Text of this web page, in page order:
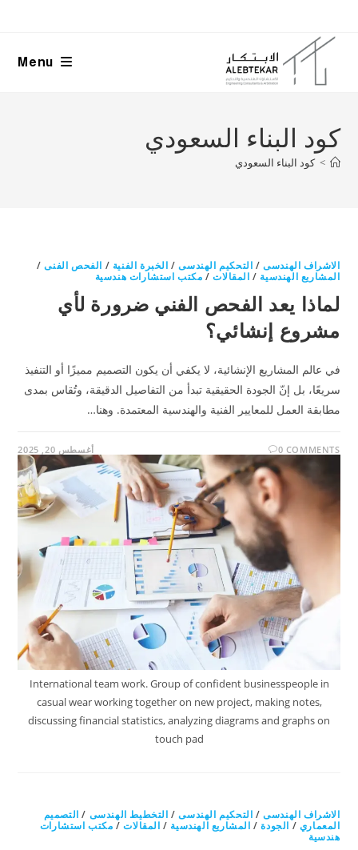
content
Menu
كود البناء السعودي
> كود البناء السعودي
الاشراف الهندسى/ التحكيم الهندسى/ الخبرة الفنية / الفحص الفنى/
المشاريع الهندسية / المقالات/ مكتب استشارات هندسية
لماذا يعد الفحص الفني ضرورة لأي
مشروع إنشائي؟
في عالم المشاريع الإنشائية، لا يكفي أن يكون التصميم مميزًا أو التنفيذ
سريعًا، بل إنّ الجودة الحقيقية تبدأ من التفاصيل الدقيقة، وتُقاس بمدى
مطابقة العمل للمعايير الفنية والهندسية المعتمدة. وهنا…
0 COMMENTS أغسطس 20, 2025
International team work. Group of confident businesspeople in
casual wear working together on new project, making notes,
discussing financial statistics, analyzing diagrams and graphs on
touch pad
الاشراف الهندسى/ التحكيم الهندسى/ التخطيط الهندسى / التصميم
المعماري / الجودة/ المشاريع الهندسية / المقالات/ مكتب استشارات
هندسية